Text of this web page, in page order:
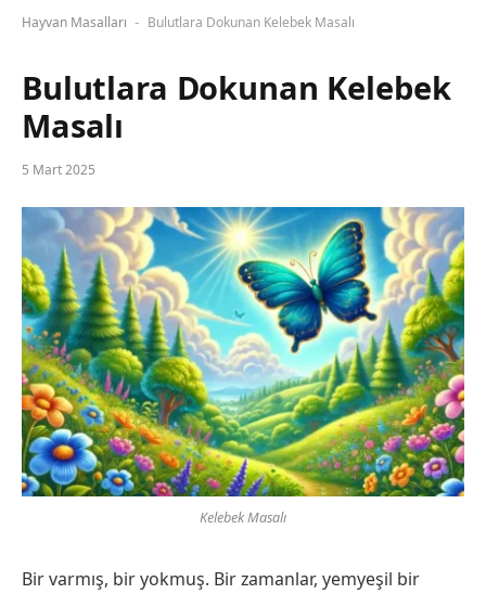
Hayvan Masalları - Bulutlara Dokunan Kelebek Masalı
Bulutlara Dokunan Kelebek
Masalı
5 Mart 2025
Kelebek Masalı
Bir varmış, bir yokmuş. Bir zamanlar, yemyeşil bir